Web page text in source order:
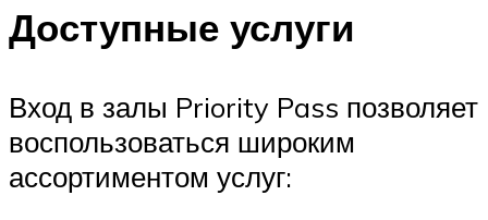
Доступные услуги
Вход в залы Priority Pass позволяет
воспользоваться широким
ассортиментом услуг: